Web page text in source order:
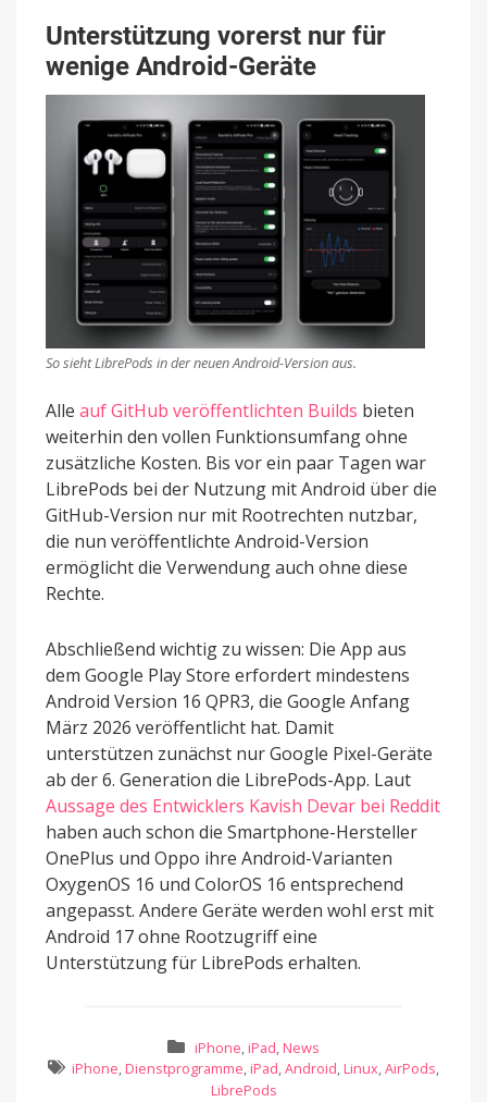
Unterstützung vorerst nur für
wenige Android-Geräte
So sieht LibrePods in der neuen Android-Version aus.
Alle auf GitHub veröffentlichten Builds bieten
weiterhin den vollen Funktionsumfang ohne
zusätzliche Kosten. Bis vor ein paar Tagen war
LibrePods bei der Nutzung mit Android über die
GitHub-Version nur mit Rootrechten nutzbar,
die nun veröffentlichte Android-Version
ermöglicht die Verwendung auch ohne diese
Rechte.
Abschließend wichtig zu wissen: Die App aus
dem Google Play Store erfordert mindestens
Android Version 16 QPR3, die Google Anfang
März 2026 veröffentlicht hat. Damit
unterstützen zunächst nur Google Pixel-Geräte
ab der 6. Generation die LibrePods-App. Laut
Aussage des Entwicklers Kavish Devar bei Reddit
haben auch schon die Smartphone-Hersteller
OnePlus und Oppo ihre Android-Varianten
OxygenOS 16 und ColorOS 16 entsprechend
angepasst. Andere Geräte werden wohl erst mit
Android 17 ohne Rootzugriff eine
Unterstützung für LibrePods erhalten.
iPhone, iPad, News
iPhone, Dienstprogramme, iPad,Android, Linux,AirPods,
LibrePods